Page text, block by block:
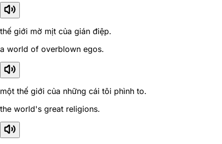
thế giới mờ mịt của gián điệp.
a world of overblown egos.
một thế giới của những cái tôi phình to.
the world's great religions.